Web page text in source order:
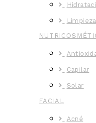
Capilar
Solar
FACIAL
Acné